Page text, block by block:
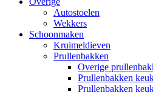
Autostoelen
Wekkers
Schoonmaken
Kruimeldieven
Prullenbakken
Overige
Prullenbakken
Prullenbakken